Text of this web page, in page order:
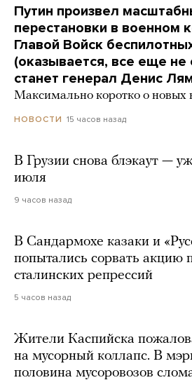
Путин произвел
перестановки в военном
Главой Войск
(оказывается, все еще не
станет генерал Денис
Максимально коротко о новых
НОВОСТИ 15 часов назад
В Грузии снова блэкаут —
июля
9 часов назад
В Сандармохе казаки и
попытались сорвать акцию
сталинских репрессий
5 часов назад
Жители Каспийска
на мусорный коллапс. В
половина мусоровозов